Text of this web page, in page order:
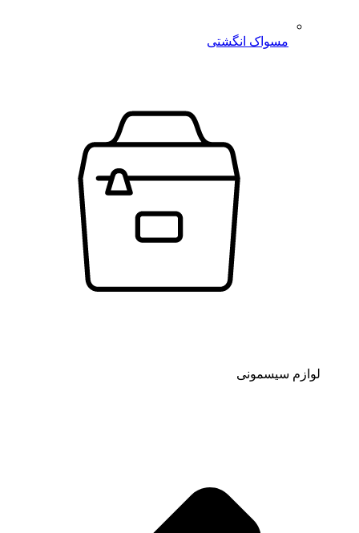
مسواک انگشتی
لوازم سیسمونی